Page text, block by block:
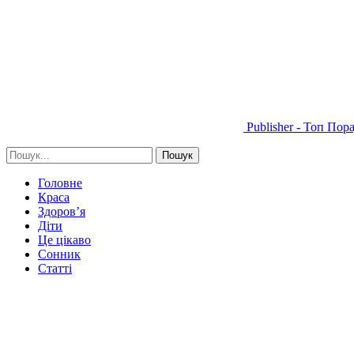
Publisher - Топ
Головне
Краса
Здоров’я
Діти
Це цікаво
Сонник
Статті